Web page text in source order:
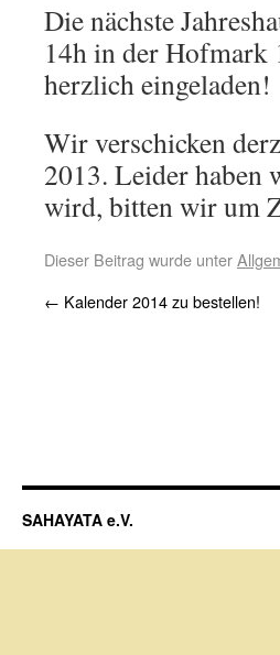
Die nächste
14h in der Hofmark
herzlich eingeladen!
Wir verschicken
2013. Leider haben
wird, bitten wir um
Dieser Beitrag wurde unter
← Kalender 2014 zu bestellen!
SAHAYATA e.V.